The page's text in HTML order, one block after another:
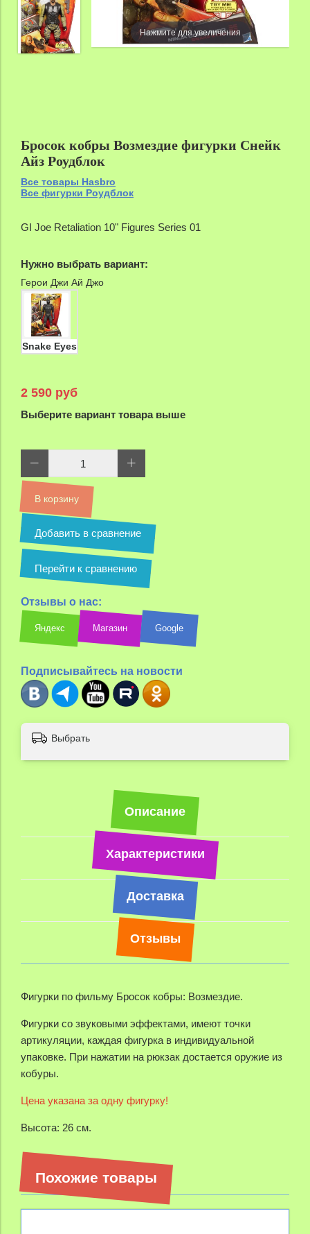
Нажмите для увеличения
Бросок кобры Возмездие фигурки Снейк
Айз Роудблок
Все товары Hasbro
Все фигурки Роудблок
GI Joe Retaliation 10" Figures Series 01
Нужно выбрать вариант:
Герои Джи Ай Джо
Snake Eyes
2 590 руб
Выберите вариант товара выше
В корзину
Добавить в сравнение
Перейти к сравнению
Отзывы о нас:
Яндекс Магазин Google
Подписывайтесь на новости
Выбрать
Описание
Характеристики
Доставка
Отзывы
Фигурки по фильму Бросок кобры: Возмездие.
Фигурки со звуковыми эффектами, имеют точки
артикуляции, каждая фигурка в индивидуальной
упаковке. При нажатии на рюкзак достается оружие из
кобуры.
Цена указана за одну фигурку!
Высота: 26 см.
Похожие товары